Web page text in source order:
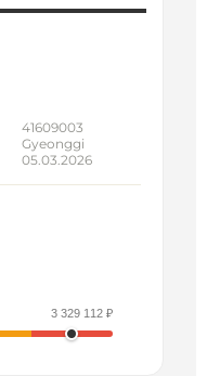
41609003
Gyeonggi
05.03.2026
3 329 112 ₽